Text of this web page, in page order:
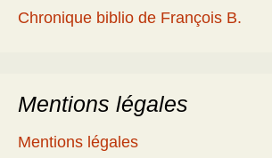
Chronique biblio de François B.
Mentions légales
Mentions légales